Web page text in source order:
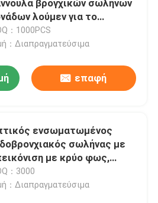
βρογχικών σωλήνων
λούμεν για το
：1000PCS
：Διαπραγματεύσιμα
επαφή
ενσωματωμένος
σωλήνας με
με κρύο φως,
παρακολούθησης
αεραγωγών
：3000
：Διαπραγματεύσιμα